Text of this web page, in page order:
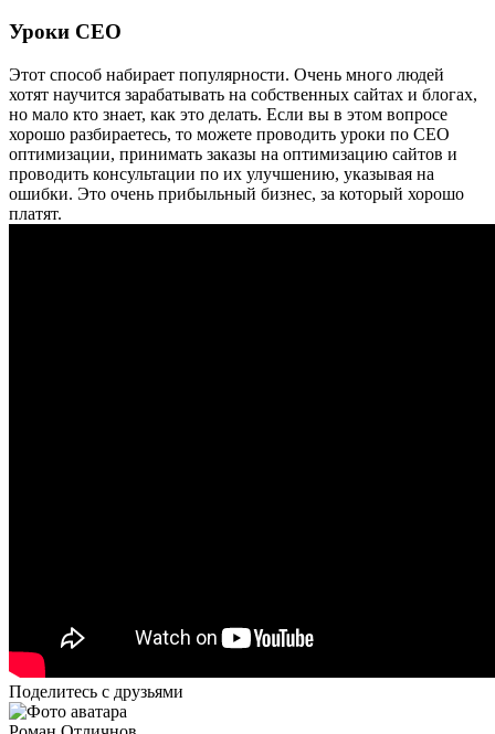
Уроки СЕО
Этот способ набирает популярности. Очень много людей
хотят научится зарабатывать на собственных сайтах и блогах,
но мало кто знает, как это делать. Если вы в этом вопросе
хорошо разбираетесь, то можете проводить уроки по СЕО
оптимизации, принимать заказы на оптимизацию сайтов и
проводить консультации по их улучшению, указывая на
ошибки. Это очень прибыльный бизнес, за который хорошо
платят.
Поделитесь с друзьями